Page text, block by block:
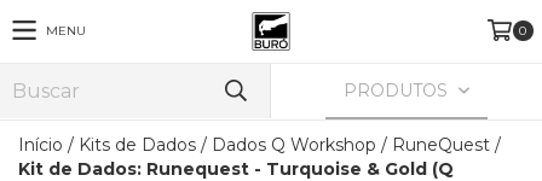
MENU 0
PRODUTOS
Início / Kits de Dados / Dados Q Workshop / RuneQuest /
Kit de Dados: Runequest - Turquoise & Gold (Q